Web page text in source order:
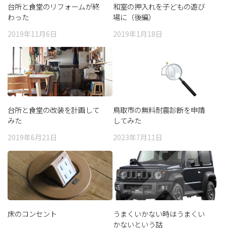
台所と食堂のリフォームが終
わった
2019年11月6日
和室の押入れを子どもの遊び
場に（後編）
2019年1月18日
台所と食堂の改装を計画して
みた
2019年6月21日
鳥取市の無料耐震診断を申請
してみた
2023年7月11日
床のコンセント
うまくいかない時はうまくい
かないという話